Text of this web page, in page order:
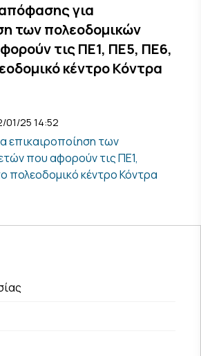
για
των πολεοδομικών
τις ΠΕ1, ΠΕ5, ΠΕ6,
κέντρο Κόντρα
01/25 14:52
επικαιροποίηση των
που αφορούν τις ΠΕ1,
πολεοδομικό κέντρο Κόντρα